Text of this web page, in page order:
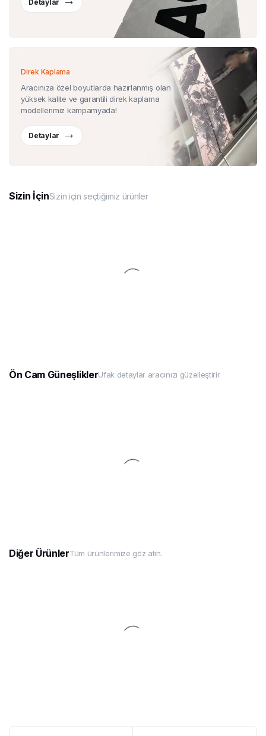
Detaylar
Direk Kaplama
Aracınıza özel boyutlarda hazırlanmış olan
yüksek kalite ve garantili direk kaplama
modellerimiz kampamyada!
Detaylar
Sizin İçinSizin için seçtiğimiz ürünler
Ön Cam GüneşliklerUfak detaylar aracınızı güzelleştirir.
Diğer ÜrünlerTüm ürünlerimize göz atın.